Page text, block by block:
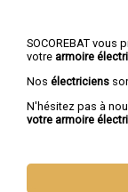
SOCOREBAT vous
votre armoire
Nos électriciens
N'hésitez pas à
votre armoire